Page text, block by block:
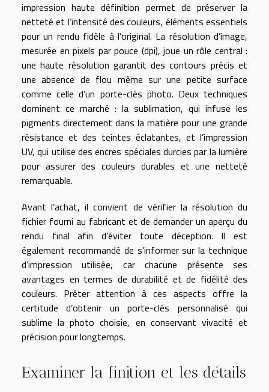
impression haute définition permet de préserver la
netteté et l’intensité des couleurs, éléments essentiels
pour un rendu fidèle à l’original. La résolution d’image,
mesurée en pixels par pouce (dpi), joue un rôle central :
une haute résolution garantit des contours précis et
une absence de flou même sur une petite surface
comme celle d’un porte-clés photo. Deux techniques
dominent ce marché : la sublimation, qui infuse les
pigments directement dans la matière pour une grande
résistance et des teintes éclatantes, et l’impression
UV, qui utilise des encres spéciales durcies par la lumière
pour assurer des couleurs durables et une netteté
remarquable.
Avant l’achat, il convient de vérifier la résolution du
fichier fourni au fabricant et de demander un aperçu du
rendu final afin d’éviter toute déception. Il est
également recommandé de s’informer sur la technique
d’impression utilisée, car chacune présente ses
avantages en termes de durabilité et de fidélité des
couleurs. Prêter attention à ces aspects offre la
certitude d’obtenir un porte-clés personnalisé qui
sublime la photo choisie, en conservant vivacité et
précision pour longtemps.
Examiner la finition et les détails